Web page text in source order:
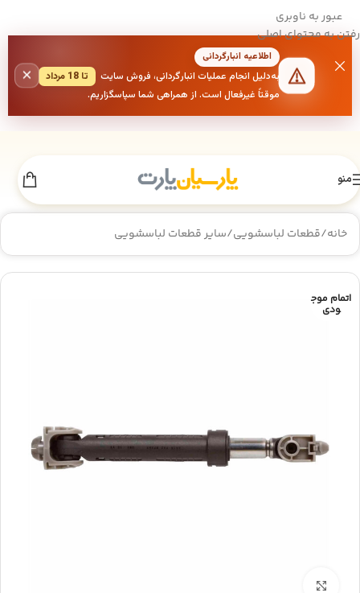
عبور به ناوبری
رفتن به محتوای اصلی
اطلاعیه انبارگردانی
به‌دلیل انجام عملیات انبارگردانی، فروش سایت
تا 18 مرداد
موقتاً غیرفعال است. از همراهی شما سپاسگزاریم.
×
منو
خانه/قطعات لباسشویی/سایر قطعات لباسشویی
اتمام موج
ودی